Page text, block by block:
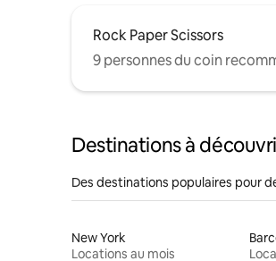
Rock Paper Scissors
9 personnes du coin
Destinations à
Des destinations populaires pour
New York
Locations au mois